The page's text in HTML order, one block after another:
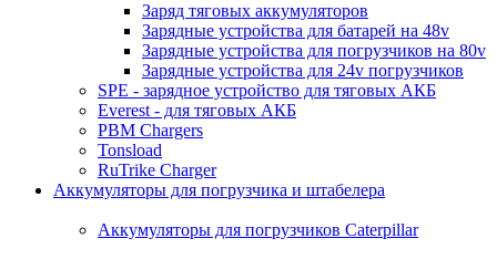
Заряд тяговых аккумуляторов
Зарядные устройства для батарей на 48v
Зарядные устройства для погрузчиков на 80v
Зарядные устройства для 24v погрузчиков
SPE - зарядное устройство для тяговых АКБ
Everest - для тяговых АКБ
PBM Chargers
Tonsload
RuTrike Charger
Аккумуляторы для погрузчика и штабелера
Аккумуляторы для погрузчиков Caterpillar